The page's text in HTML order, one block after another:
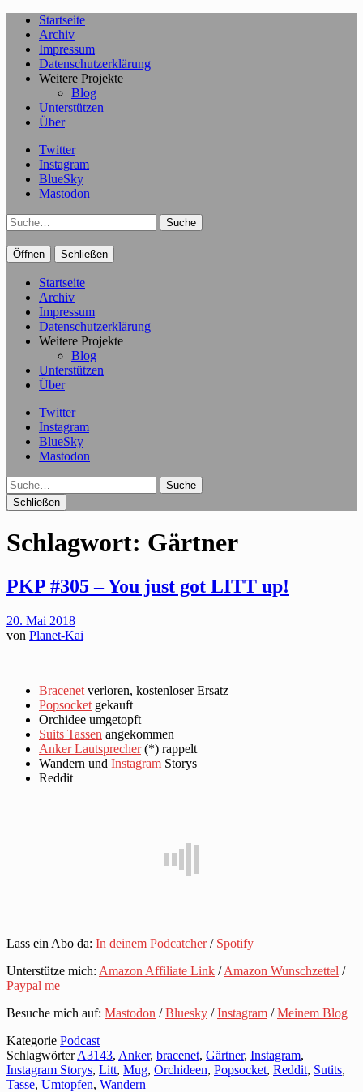
Startseite
Archiv
Impressum
Datenschutzerklärung
Weitere Projekte
Blog
Unterstützen
Über
Twitter
Instagram
BlueSky
Mastodon
Suche
Öffnen Schließen
Startseite
Archiv
Impressum
Datenschutzerklärung
Weitere Projekte
Blog
Unterstützen
Über
Twitter
Instagram
BlueSky
Mastodon
Suche
Schließen
Schlagwort: Gärtner
PKP #305 – You just got LITT up!
20. Mai 2018
von Planet-Kai
Bracenet verloren, kostenloser Ersatz
Popsocket gekauft
Orchidee umgetopft
Suits Tassen angekommen
Anker Lautsprecher(*) rappelt
Wandern und Instagram Storys
Reddit
Lass ein Abo da: In deinem Podcatcher/ Spotify
Unterstütze mich: Amazon Affiliate Link /Amazon Wunschzettel /
Paypal me
Besuche mich auf: Mastodon /Bluesky /Instagram /Meinem Blog
Kategorie Podcast
SchlagwörterA3143, Anker, bracenet, Gärtner, Instagram,
Instagram Storys, Litt, Mug, Orchideen, Popsocket, Reddit, Sutits,
Tasse, Umtopfen, Wandern